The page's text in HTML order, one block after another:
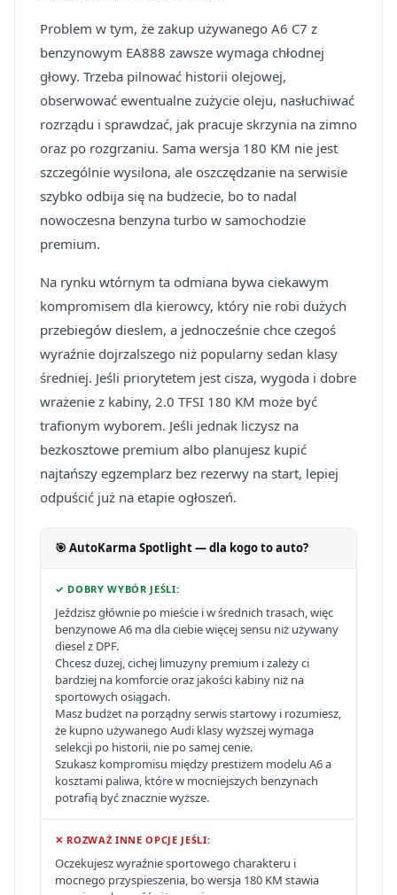
Problem w tym, że zakup używanego A6 C7 z
benzynowym EA888 zawsze wymaga chłodnej
głowy. Trzeba pilnować historii olejowej,
obserwować ewentualne zużycie oleju, nasłuchiwać
rozrządu i sprawdzać, jak pracuje skrzynia na zimno
oraz po rozgrzaniu. Sama wersja 180 KM nie jest
szczególnie wysilona, ale oszczędzanie na serwisie
szybko odbija się na budżecie, bo to nadal
nowoczesna benzyna turbo w samochodzie
premium.
Na rynku wtórnym ta odmiana bywa ciekawym
kompromisem dla kierowcy, który nie robi dużych
przebiegów dieslem, a jednocześnie chce czegoś
wyraźnie dojrzalszego niż popularny sedan klasy
średniej. Jeśli priorytetem jest cisza, wygoda i dobre
wrażenie z kabiny, 2.0 TFSI 180 KM może być
trafionym wyborem. Jeśli jednak liczysz na
bezkosztowe premium albo planujesz kupić
najtańszy egzemplarz bez rezerwy na start, lepiej
odpuścić już na etapie ogłoszeń.
🎯 AutoKarma Spotlight — dla kogo to auto?
✓ DOBRY WYBÓR JEŚLI:
Jeździsz głównie po mieście i w średnich trasach, więc
benzynowe A6 ma dla ciebie więcej sensu niż używany
diesel z DPF.
Chcesz dużej, cichej limuzyny premium i zależy ci
bardziej na komforcie oraz jakości kabiny niż na
sportowych osiągach.
Masz budżet na porządny serwis startowy i rozumiesz,
że kupno używanego Audi klasy wyższej wymaga
selekcji po historii, nie po samej cenie.
Szukasz kompromisu między prestiżem modelu A6 a
kosztami paliwa, które w mocniejszych benzynach
potrafią być znacznie wyższe.
✕ ROZWAŻ INNE OPCJE JEŚLI:
Oczekujesz wyraźnie sportowego charakteru i
mocnego przyspieszenia, bo wersja 180 KM stawia